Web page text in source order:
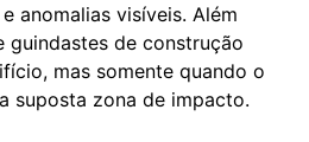
anomalias visíveis. Além
guindastes de construção
mas somente quando o
suposta zona de impacto.